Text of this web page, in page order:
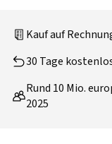
Kauf auf
30 Tage
Rund 10 Mio.
2025